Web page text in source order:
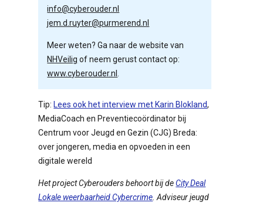
info@cyberouder.nl
jem.d.ruyter@purmerend.nl
Meer weten? Ga naar de website van
NHVeilig of neem gerust contact op:
www.cyberouder.nl
Tip: Lees ook het interview met Karin Blokland,
MediaCoach en Preventiecoördinator bij
Centrum voor Jeugd en Gezin (CJG) Breda:
over jongeren, media en opvoeden in een
digitale wereld
Het project Cyberouders behoort bij deCity Deal
Lokale weerbaarheid Cybercrime . Adviseur jeugd